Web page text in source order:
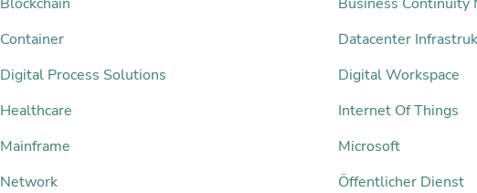
Container
Datacenter
Digital Process Solutions
Digital Workspace
Healthcare
Internet Of Things
Mainframe
Microsoft
Network
Öffentlicher Dienst